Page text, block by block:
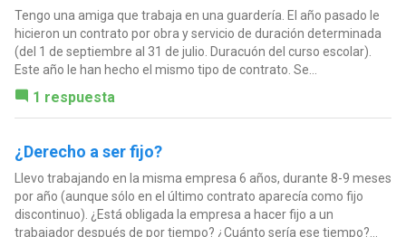
Tengo una amiga que trabaja en una guardería. El año pasado le
hicieron un contrato por obra y servicio de duración determinada
(del 1 de septiembre al 31 de julio. Duracuón del curso escolar).
Este año le han hecho el mismo tipo de contrato. Se...
1 respuesta
¿Derecho a ser fijo?
Llevo trabajando en la misma empresa 6 años, durante 8-9 meses
por año (aunque sólo en el último contrato aparecía como fijo
discontinuo). ¿Está obligada la empresa a hacer fijo a un
trabajador después de por tiempo? ¿Cuánto sería ese tiempo?...